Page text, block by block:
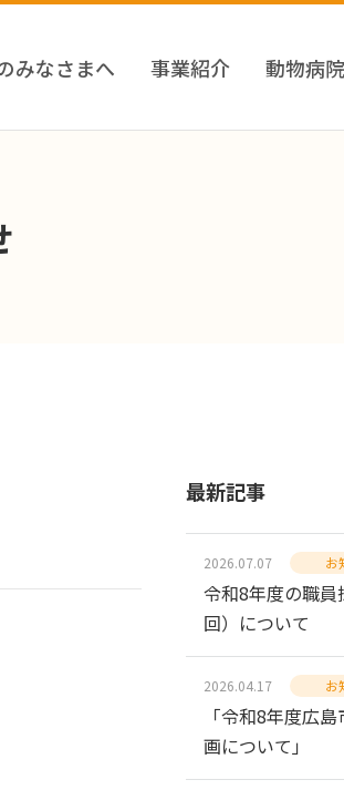
みなさまへ 事業紹介 動物病
最新記事
2026.07.07 お
令和8年度の職
回）について
2026.04.17 お
「令和8年度広
画について」